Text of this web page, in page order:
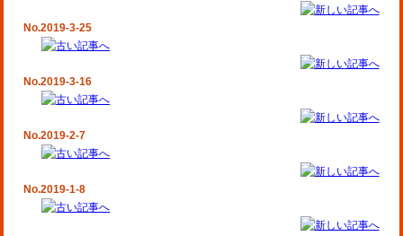
No.2019-3-25
No.2019-3-16
No.2019-2-7
No.2019-1-8